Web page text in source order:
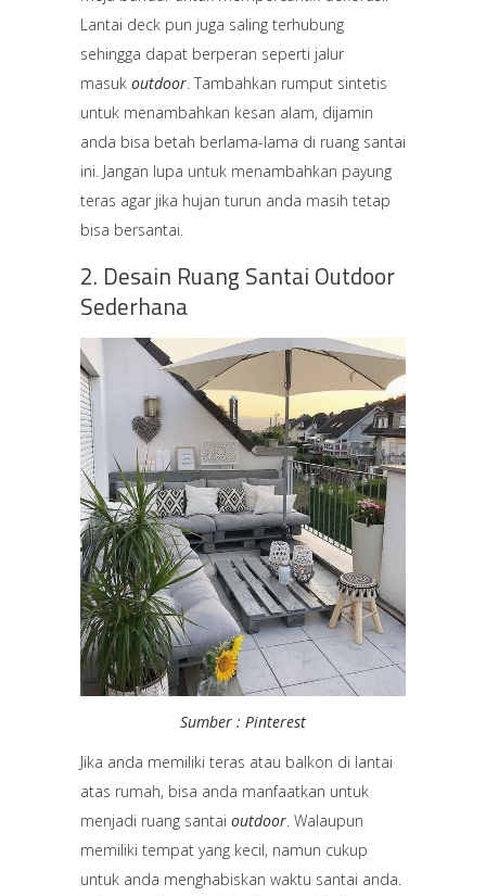
Lantai deck pun juga saling terhubung
sehingga dapat berperan seperti jalur
masuk outdoor. Tambahkan rumput sintetis
untuk menambahkan kesan alam, dijamin
anda bisa betah berlama-lama di ruang santai
ini. Jangan lupa untuk menambahkan payung
teras agar jika hujan turun anda masih tetap
bisa bersantai.
2. Desain Ruang Santai Outdoor
Sederhana
Sumber : Pinterest
Jika anda memiliki teras atau balkon di lantai
atas rumah, bisa anda manfaatkan untuk
menjadi ruang santai outdoor . Walaupun
memiliki tempat yang kecil, namun cukup
untuk anda menghabiskan waktu santai anda.